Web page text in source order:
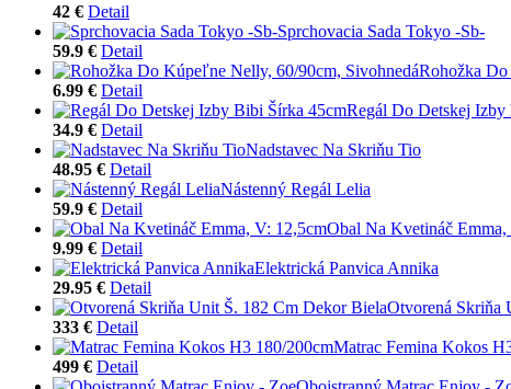
42 € Detail
Sprchovacia Sada Tokyo -Sb-
59.9 € Detail
Rohožka
6.99 € Detail
Regál Do Detskej
34.9 € Detail
Nadstavec Na Skriňu Tio
48.95 € Detail
Nástenný Regál Lelia
59.9 € Detail
Obal Na Kvetináč
9.99 € Detail
Elektrická Panvica Annika
29.95 € Detail
Otvorená Skriňa
333 € Detail
Matrac Femina Kokos
499 € Detail